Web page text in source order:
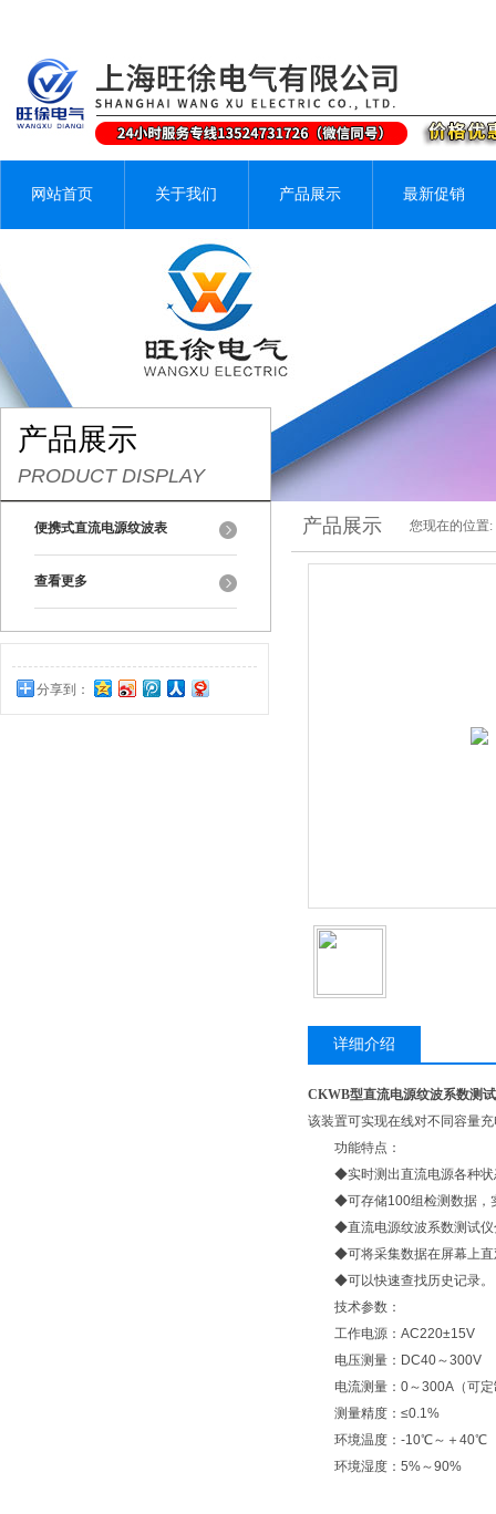
网站首页 关于我们 产品展示 最新促销
产品展示
PRODUCT DISPLAY
便携式直流电源纹波表
查看更多
分享到：
产品展示 您现在的位置:
详细介绍
CKWB型直流电源纹波系数测
该装置可实现在线对不同容量
功能特点：
◆实时测出直流电源各种状
◆可存储100组检测数据，
◆直流电源纹波系数测试仪
◆可将采集数据在屏幕上直
◆可以快速查找历史记录。
技术参数：
工作电源：AC220±15V
电压测量：DC40～300V
电流测量：0～300A（可
测量精度：≤0.1%
环境温度：-10℃～＋40℃
环境湿度：5%～90%